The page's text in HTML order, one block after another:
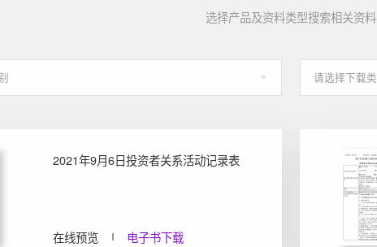
选择产品及资料类型搜索相关资料
2021年9月6日投资者关系活动记录表
在线预览 电子书下载